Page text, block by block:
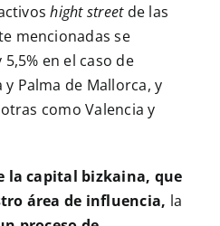
hight streetde las
mencionadas se
en el caso de
Palma de Mallorca, y
como Valencia y
la capital bizkaina, que
área de influencia, la